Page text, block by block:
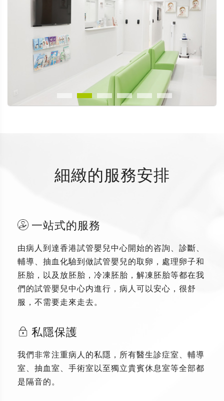
細緻的服務安排
一站式的服務
由病人到達香港試管嬰兒中心開始的咨詢、診斷、
輔導、抽血化驗到做試管嬰兒的取卵，處理卵子和
胚胎，以及放胚胎，冷凍胚胎，解凍胚胎等都在我
們的試管嬰兒中心内進行，病人可以安心，很舒
服，不需要走來走去。
私隱保護
我們非常注重病人的私隱，所有醫生診症室、輔導
室、抽血室、手術室以至獨立貴賓休息室等全部都
是隔音的。